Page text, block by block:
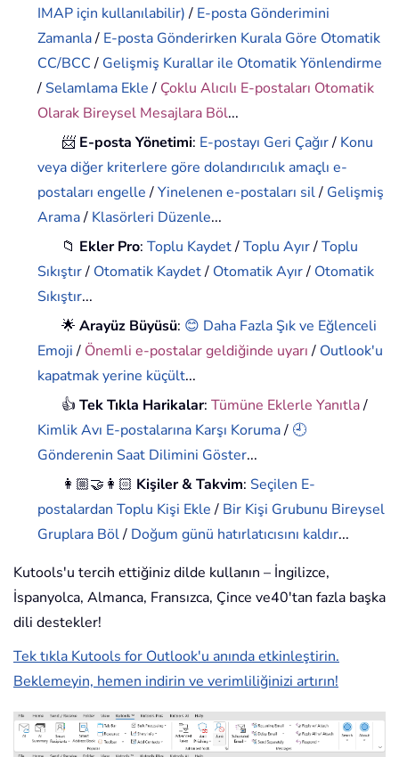
IMAP için kullanılabilir)/ E-posta Gönderimini
Zamanla/ E-posta Gönderirken Kurala Göre Otomatik
CC/BCC/ Gelişmiş Kurallar ile Otomatik Yönlendirme
/ Selamlama Ekle/ Çoklu Alıcılı E-postaları Otomatik
Olarak Bireysel Mesajlara Böl...
📨 E-posta Yönetimi: E-postayı Geri Çağır/ Konu
veya diğer kriterlere göre dolandırıcılık amaçlı e-
postaları engelle/Yinelenen e-postaları sil/ Gelişmiş
Arama/ Klasörleri Düzenle...
📁 Ekler Pro:Toplu Kaydet/Toplu Ayır/Toplu
Sıkıştır/ Otomatik Kaydet/ Otomatik Ayır/ Otomatik
Sıkıştır...
🌟Arayüz Büyüsü: 😊 Daha Fazla Şık ve Eğlenceli
Emoji/ Önemli e-postalar geldiğinde uyarı/ Outlook'u
kapatmak yerine küçült...
👍Tek Tıkla Harikalar:Tümüne Eklerle Yanıtla/
Kimlik Avı E-postalarına Karşı Koruma/ 🕘
Gönderenin Saat Dilimini Göster...
👩🏼‍🤝‍👩🏻 Kişiler & Takvim: Seçilen E-
postalardan Toplu Kişi Ekle/ Bir Kişi Grubunu Bireysel
Gruplara Böl/ Doğum günü hatırlatıcısını kaldır...
Kutools'u tercih ettiğiniz dilde kullanın – İngilizce,
İspanyolca, Almanca, Fransızca, Çince ve40'tan fazla başka
dili destekler!
Tek tıkla Kutools for Outlook'u anında etkinleştirin.
Beklemeyin, hemen indirin ve verimliliğinizi artırın!